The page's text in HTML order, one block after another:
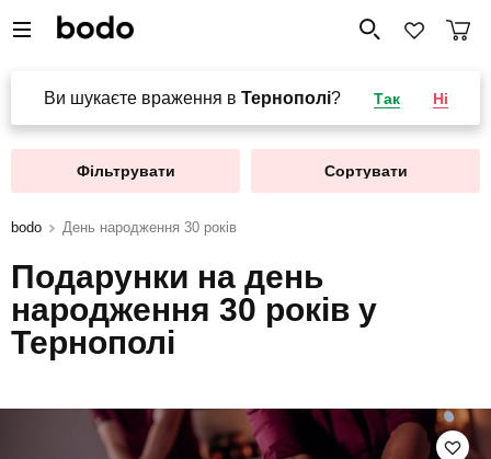
Ви шукаєте враження в Тернополі? Так Ні
Фільтрувати Сортувати
bodo День народження 30 років
Подарунки на день
народження 30 років у
Тернополі